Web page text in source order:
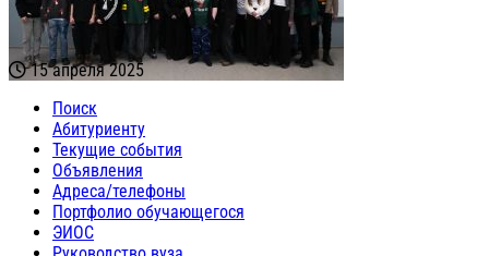
15 апреля 2025
Поиск
Абитуриенту
Текущие события
Объявления
Адреса/телефоны
Портфолио обучающегося
ЭИОС